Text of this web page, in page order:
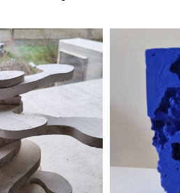
schijven
2021